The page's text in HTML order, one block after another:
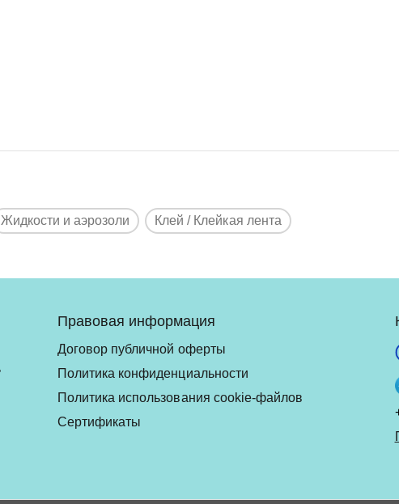
Жидкости и аэрозоли Клей / Клейкая лента
Правовая информация
Договор публичной оферты
Политика конфиденциальности
Политика использования cookie-файлов
Сертификаты